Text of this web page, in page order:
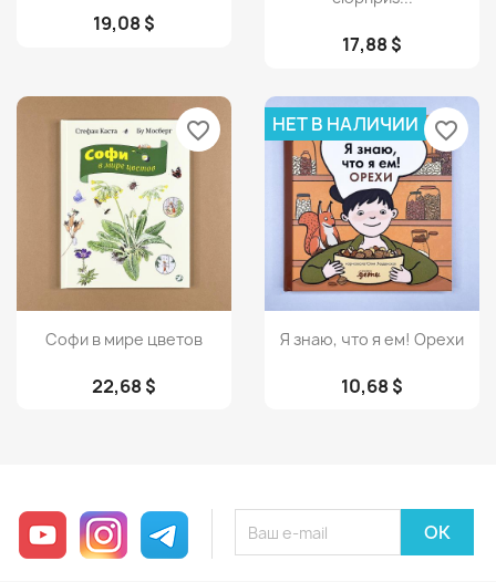
19,08 $
17,88 $
Просмотр
Софи в мире цветов
22,68 $
favorite_border
 Просмотр
Я знаю, что я ем! Орехи
10,68 $
НЕТ В НАЛИЧИИ favorite_border
YouTube InstagramTelegram